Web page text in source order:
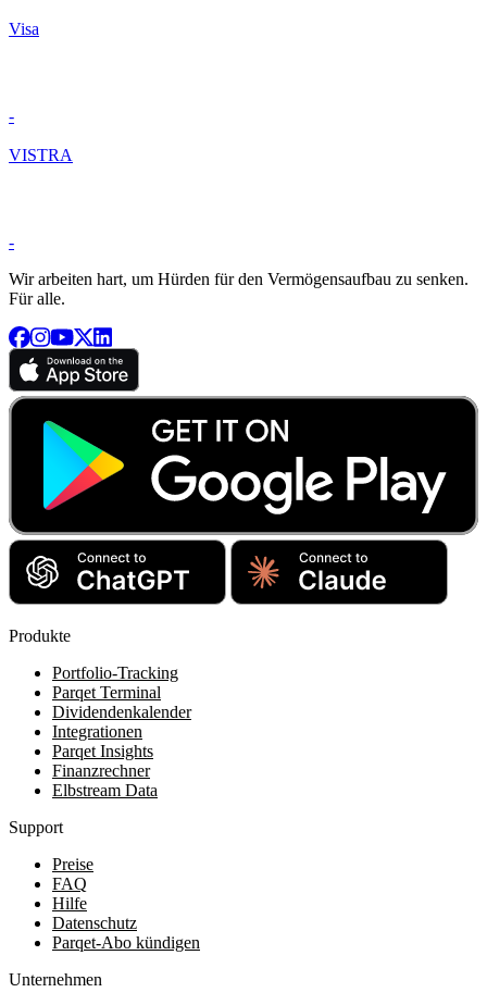
Visa
-
VISTRA
-
Wir arbeiten hart, um Hürden für den Vermögensaufbau zu senken.
Für alle.
Produkte
Portfolio-Tracking
Parqet Terminal
Dividendenkalender
Integrationen
Parqet Insights
Finanzrechner
Elbstream Data
Support
Preise
FAQ
Hilfe
Datenschutz
Parqet-Abo kündigen
Unternehmen